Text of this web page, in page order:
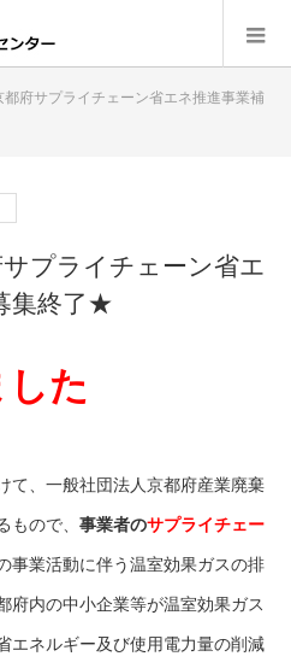
府サプライチェーン省エネ推進事業補
プライチェーン省エ
集終了★
た
て、一般社団法人京都府産業廃棄
もので、 事業者のサプライチェー
事業活動に伴う温室効果ガスの排
府内の中小企業等が温室効果ガス
エネルギー及び使用電力量の削減